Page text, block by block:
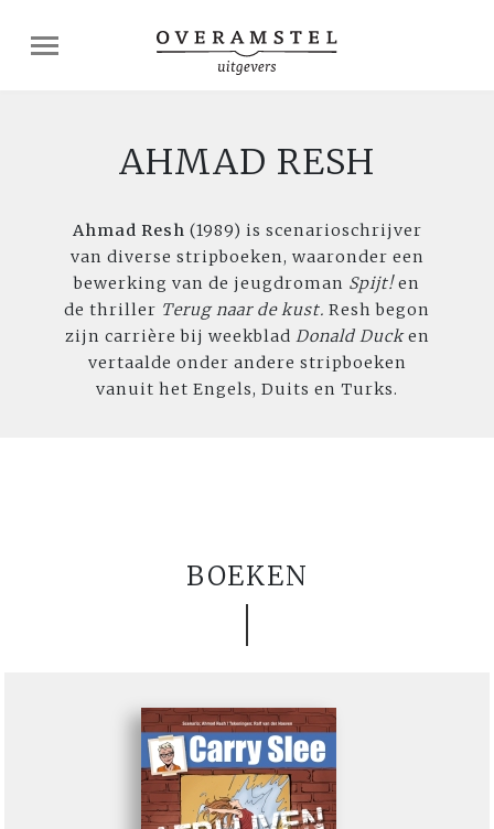
AHMAD RESH
Ahmad Resh (1989) is scenarioschrijver
van diverse stripboeken, waaronder een
bewerking van de jeugdroman Spijt!en
de thriller Terug naar de kust. Resh begon
zijn carrière bij weekblad Donald Ducken
vertaalde onder andere stripboeken
vanuit het Engels, Duits en Turks.
BOEKEN